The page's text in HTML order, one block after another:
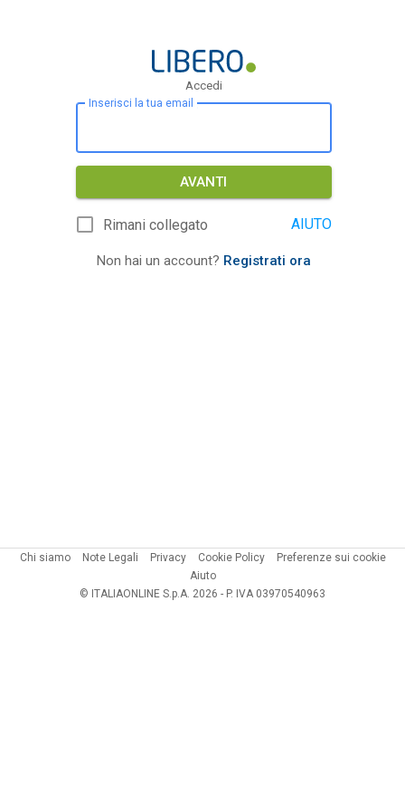
Accedi
Inserisci la tua email
AVANTI
Rimani collegato AIUTO
Non hai un account? Registrati ora
Chi siamo Note Legali Privacy Cookie Policy
Preferenze sui cookie
Aiuto
© ITALIAONLINE S.p.A. 2026 - P. IVA 03970540963